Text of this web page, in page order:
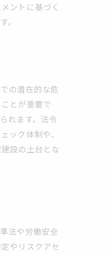
ントに基づく
。
の潜在的な危
とが重要で
れます。法令
ック体制や、
設の土台とな
法や労働安全
やリスクアセ